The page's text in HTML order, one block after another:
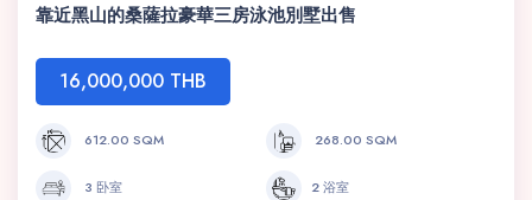
靠近黑山的桑薩拉豪華三房泳池別墅出售
16,000,000 THB
612.00 SQM 268.00 SQM
3 卧室 2 浴室